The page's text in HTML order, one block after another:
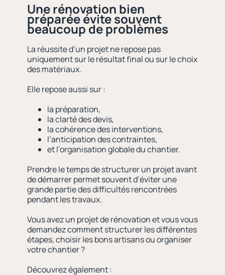
Une rénovation bien
préparée évite souvent
beaucoup de problèmes
La réussite d’un projet ne repose pas
uniquement sur le résultat final ou sur le choix
des matériaux.
Elle repose aussi sur :
la préparation,
la clarté des devis,
la cohérence des interventions,
l’anticipation des contraintes,
et l’organisation globale du chantier.
Prendre le temps de structurer un projet avant
de démarrer permet souvent d’éviter une
grande partie des difficultés rencontrées
pendant les travaux.
Vous avez un projet de rénovation et vous vous
demandez comment structurer les différentes
étapes, choisir les bons artisans ou organiser
votre chantier ?
Découvrez également :